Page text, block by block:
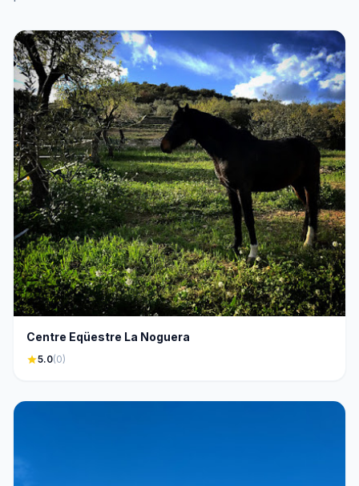
Centre Eqüestre La Noguera
star5.0(0)